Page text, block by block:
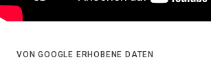
VON GOOGLE ERHOBENE DATEN